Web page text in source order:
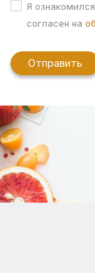
Я
согласен на